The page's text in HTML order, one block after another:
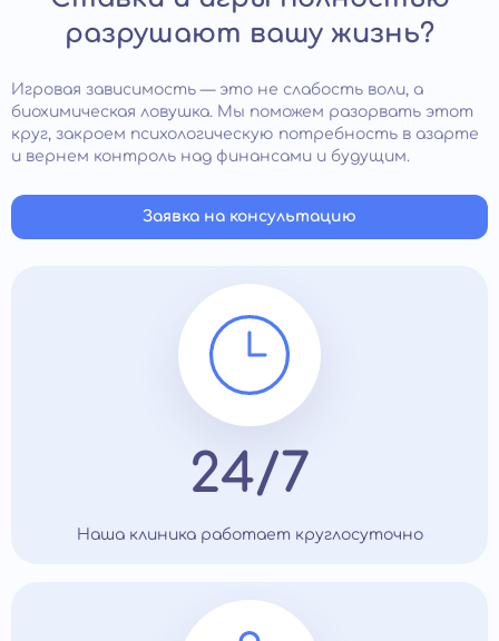
разрушают вашу жизнь?
Игровая зависимость — это не слабость воли, а
биохимическая ловушка. Мы поможем разорвать этот
круг, закроем психологическую потребность в азарте
и вернем контроль над финансами и будущим.
Заявка на консультацию
24/7
Наша клиника работает круглосуточно